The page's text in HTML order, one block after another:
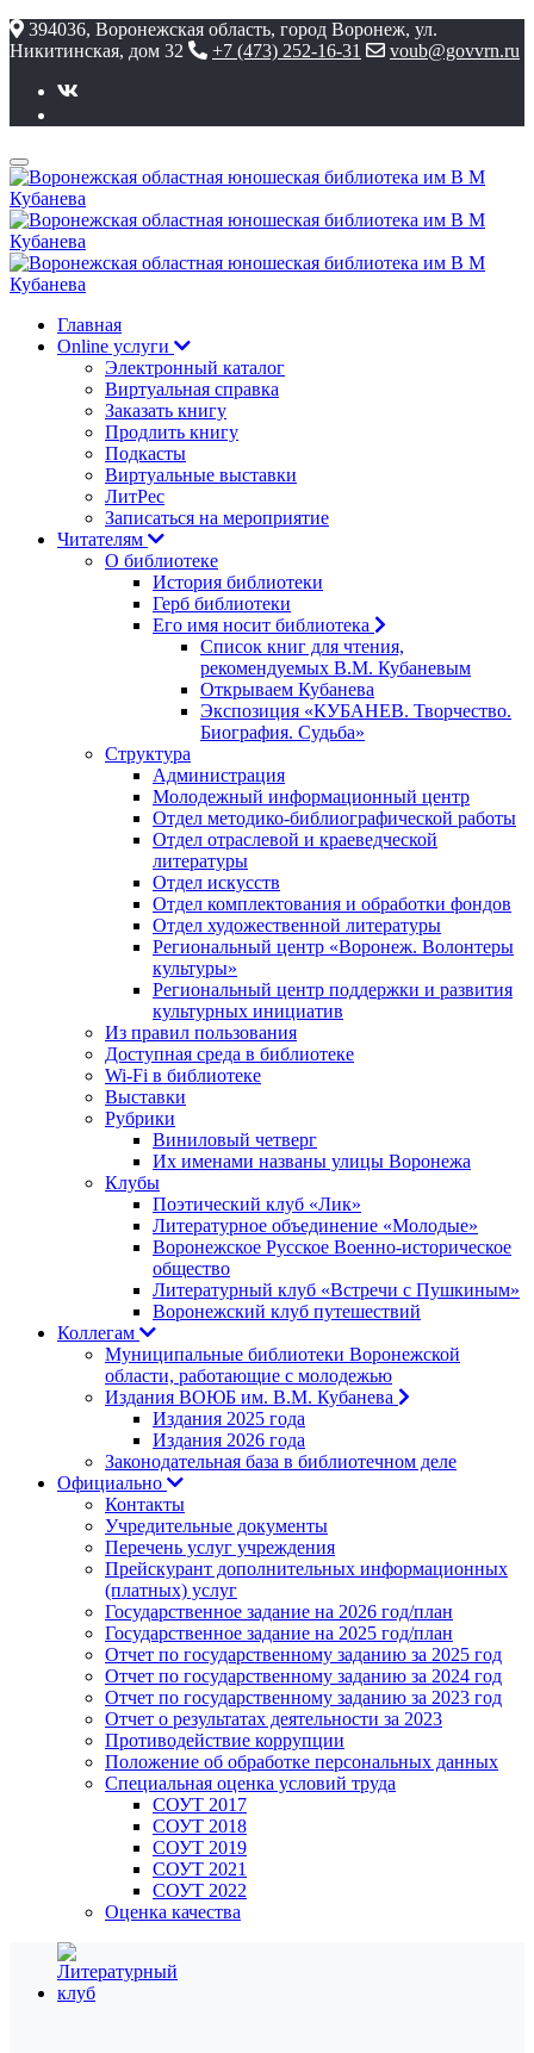
394036, Воронежская область, город Воронеж, ул.
Никитинская, дом 32
+7 (473) 252-16-31 voub@govvrn.ru
Главная
Online услуги
Электронный каталог
Виртуальная справка
Заказать книгу
Продлить книгу
Подкасты
Виртуальные выставки
ЛитРес
Записаться на мероприятие
Читателям
О библиотеке
История библиотеки
Герб библиотеки
Его имя носит библиотека
Список книг для чтения,
рекомендуемых В.М. Кубаневым
Открываем Кубанева
Экспозиция «КУБАНЕВ. Творчество.
Биография. Судьба»
Структура
Администрация
Молодежный информационный центр
Отдел методико-библиографической работы
Отдел отраслевой и краеведческой
литературы
Отдел искусств
Отдел комплектования и обработки фондов
Отдел художественной литературы
Региональный центр «Воронеж. Волонтеры
культуры»
Региональный центр поддержки и развития
культурных инициатив
Из правил пользования
Доступная среда в библиотеке
Wi-Fi в библиотеке
Выставки
Рубрики
Виниловый четверг
Их именами названы улицы Воронежа
Клубы
Поэтический клуб «Лик»
Литературное объединение «Молодые»
Воронежское Русское Военно-историческое
общество
Литературный клуб «Встречи с Пушкиным»
Воронежский клуб путешествий
Коллегам
Муниципальные библиотеки Воронежской
области, работающие с молодежью
Издания ВОЮБ им. В.М. Кубанева
Издания 2025 года
Издания 2026 года
Законодательная база в библиотечном деле
Официально
Контакты
Учредительные документы
Перечень услуг учреждения
Прейскурант дополнительных информационных
(платных) услуг
Государственное задание на 2026 год/план
Государственное задание на 2025 год/план
Отчет по государственному заданию за 2025 год
Отчет по государственному заданию за 2024 год
Отчет по государственному заданию за 2023 год
Отчет о результатах деятельности за 2023
Противодействие коррупции
Положение об обработке персональных данных
Специальная оценка условий труда
СОУТ 2017
СОУТ 2018
СОУТ 2019
СОУТ 2021
СОУТ 2022
Оценка качества